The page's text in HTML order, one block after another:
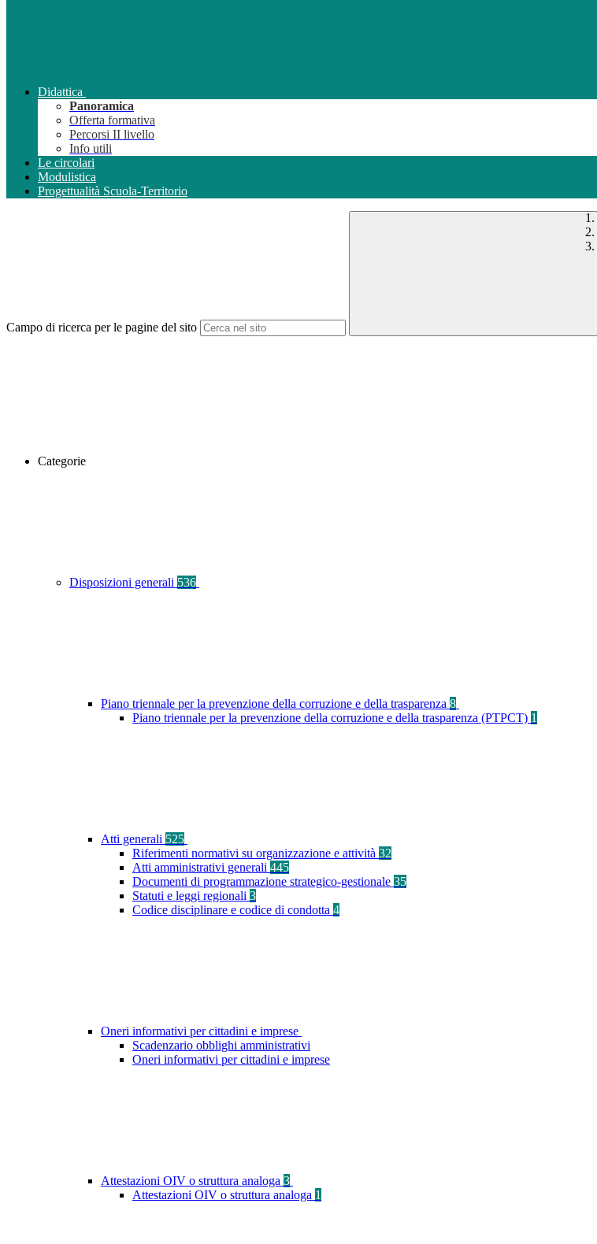
Didattica
Panoramica
Offerta formativa
Percorsi II livello
Info utili
Le circolari
Modulistica
Progettualità Scuola-Territorio
Campo di ricerca per le pagine del sito
Categorie
Disposizioni generali 536
Piano triennale per la prevenzione della corruzione e della trasparenza 8
Piano triennale per la prevenzione della corruzione e della trasparenza (PTPCT) 1
Atti generali 525
Riferimenti normativi su organizzazione e attività 32
Atti amministrativi generali 445
Documenti di programmazione strategico-gestionale 35
Statuti e leggi regionali 3
Codice disciplinare e codice di condotta 4
Oneri informativi per cittadini e imprese
Scadenzario obblighi amministrativi
Oneri informativi per cittadini e imprese
Attestazioni OIV o struttura analoga 3
Attestazioni OIV o struttura analoga 1